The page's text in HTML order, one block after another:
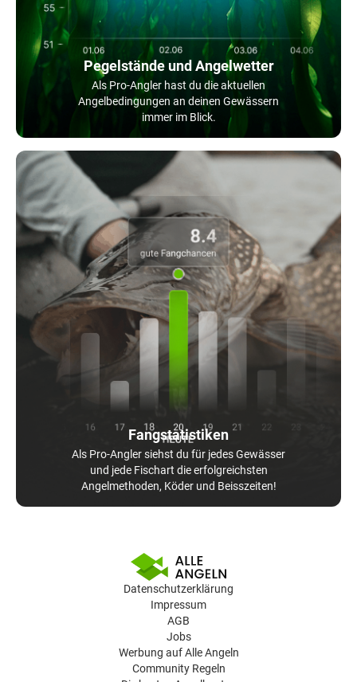
Pegelstände und Angelwetter
Als Pro-Angler hast du die aktuellen
Angelbedingungen an deinen Gewässern
immer im Blick.
Fangstatistiken
Als Pro-Angler siehst du für jedes Gewässer
und jede Fischart die erfolgreichsten
Angelmethoden, Köder und Beisszeiten!
Datenschutzerklärung
Impressum
AGB
Jobs
Werbung auf Alle Angeln
Community Regeln